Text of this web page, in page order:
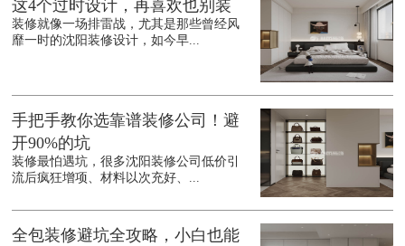
这4个过时设计，再喜欢也别装
装修就像一场排雷战，尤其是那些曾经风
靡一时的沈阳装修设计，如今早...
手把手教你选靠谱装修公司！避
开90%的坑
装修最怕遇坑，很多沈阳装修公司低价引
流后疯狂增项、材料以次充好、...
全包装修避坑全攻略，小白也能